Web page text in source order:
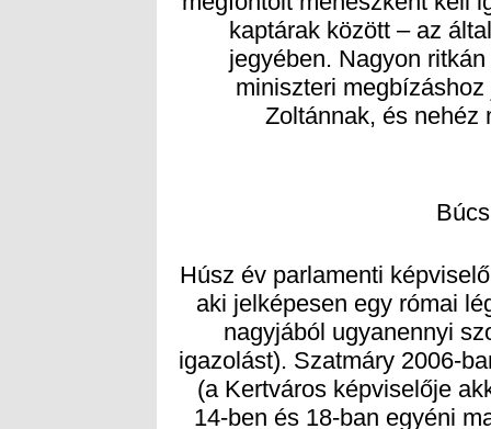
Zoltánnak, és nehéz
Húsz év parlamenti
aki jelképesen egy római
nagyjából ugyanennyi
igazolást). Szatmáry 2006-
(a Kertváros képviselője
14-ben és 18-ban egyéni
képviselője. 2022-ben a
külföldről leadott